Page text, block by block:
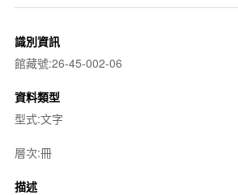
識別資訊
館藏號:26-45-002-06
資料類型
型式:文字
層次:冊
描述